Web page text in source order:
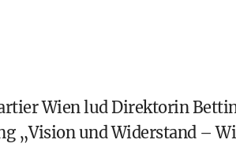
Wien lud Direktorin
„Vision und Widerstand –